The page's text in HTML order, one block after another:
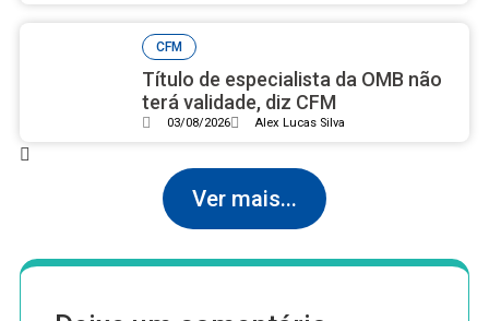
CFM
Título de especialista da OMB não
terá validade, diz CFM
03/08/2026 Alex Lucas Silva
Ver mais...